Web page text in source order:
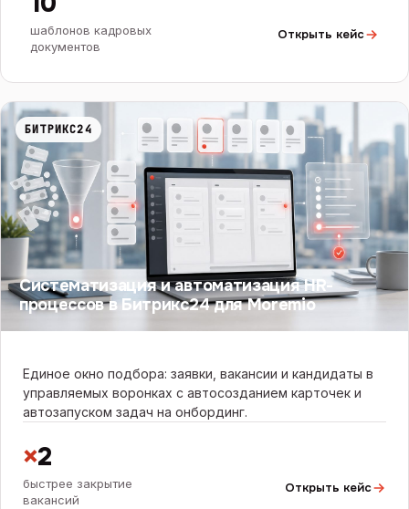
шаблонов кадровых
документов
Открыть кейс
БИТРИКС24
Систематизация и автоматизация HR-
процессов в Битрикс24 для Moremio
Единое окно подбора: заявки, вакансии и кандидаты в
управляемых воронках с автосозданием карточек и
автозапуском задач на онбординг.
×2
быстрее закрытие
вакансий
Открыть кейс